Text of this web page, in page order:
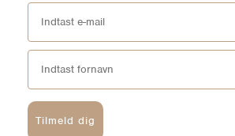
Tilmeld dig